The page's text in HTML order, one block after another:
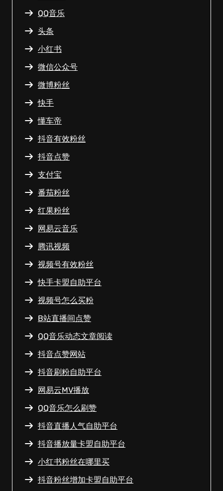
QQ音乐
头条
小红书
微信公众号
微博粉丝
快手
懂车帝
抖音有效粉丝
抖音点赞
支付宝
番茄粉丝
红果粉丝
网易云音乐
腾讯视频
视频号有效粉丝
快手卡盟自助平台
视频号怎么买粉
B站直播间点赞
QQ音乐动态文章阅读
抖音点赞网站
抖音刷粉自助平台
网易云MV播放
QQ音乐怎么刷赞
抖音直播人气自助平台
抖音播放量卡盟自助平台
小红书粉丝在哪里买
抖音粉丝增加卡盟自助平台